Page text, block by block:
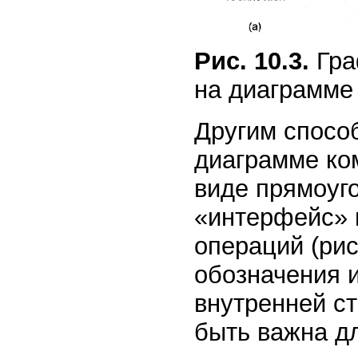
Рис. 10.3.
на
Другим
диаграмме
виде
«интерфейс»
операций
обозначения
внутренней
быть важна